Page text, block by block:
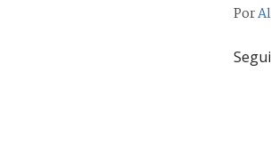
Por